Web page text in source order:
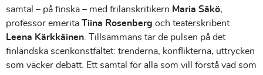
samtal – på finska – med frilanskritikern Maria Säkö,
professor emerita Tiina Rosenberg och teaterskribent
Leena Kärkkäinen. Tillsammans tar de pulsen på det
finländska scenkonstfältet: trenderna, konflikterna, uttrycken
som väcker debatt. Ett samtal för alla som vill förstå vad som